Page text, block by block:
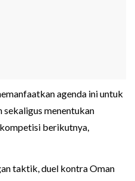
agenda ini untuk
menentukan
berikutnya,
taktik, duel kontra Oman